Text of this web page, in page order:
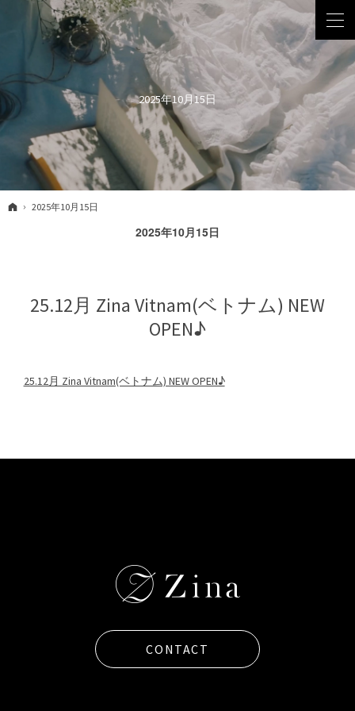
2025年10月15日
ホーム
2025年10月15日
2025年10月15日
25.12月 Zina Vitnam(ベトナム) NEW
OPEN♪
25.12月 Zina Vitnam(ベトナム) NEW OPEN♪
CONTACT